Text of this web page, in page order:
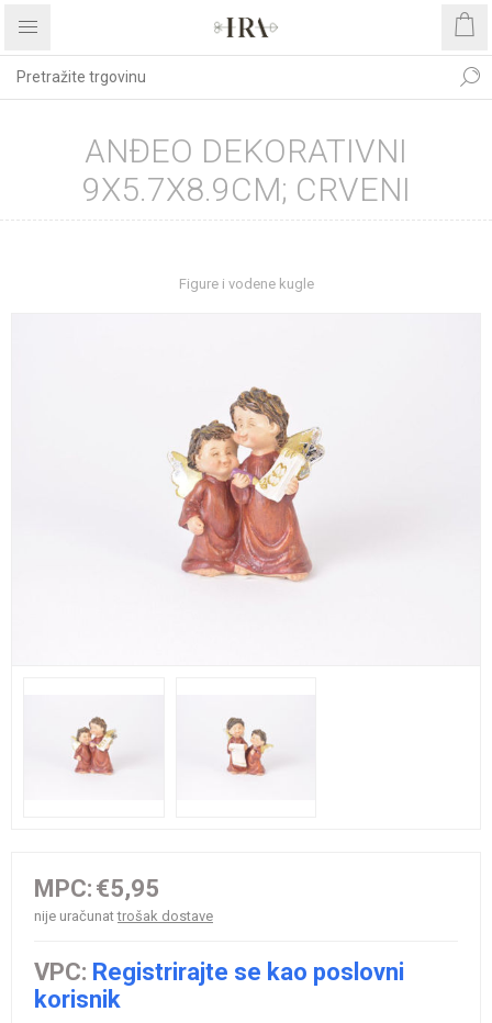
ANĐEO DEKORATIVNI
9X5.7X8.9CM; CRVENI
Figure i vodene kugle
MPC: €5,95
nije uračunattrošak dostave
VPC: Registrirajte se kao poslovni
korisnik